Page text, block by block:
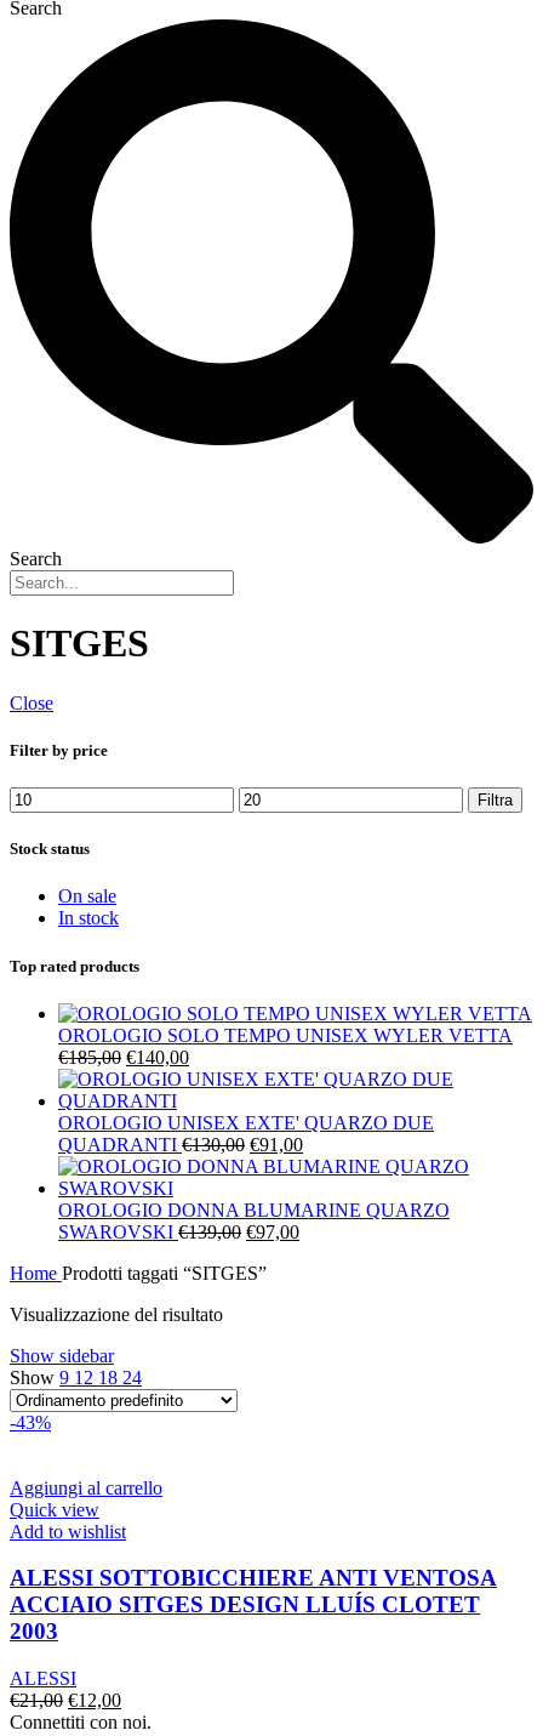
Search
Search
SITGES
Close
Filter by price
Prezzo
Min
Prezzo
Max
Filtra
Stock status
On sale
In stock
Top rated products
OROLOGIO SOLO TEMPO UNISEX WYLER VETTA
€185,00 Il
prezzo
originale
era:
€185,00.
€140,00Il
prezzo
è:
€140,00.
OROLOGIO UNISEX EXTE' QUARZO DUE
QUADRANTI €130,00 Il
prezzo
era:
€130,00.
€91,00Il
prezzo
è:
OROLOGIO DONNA BLUMARINE QUARZO
SWAROVSKI €139,00 Il
originale
€97,00Il
Home Prodotti taggati “SITGES”
Visualizzazione del risultato
Show sidebar
Show 9 12 18 24
-43%
Aggiungi al carrello
Quick view
Add to wishlist
ALESSI SOTTOBICCHIERE ANTI VENTOSA
ACCIAIO SITGES DESIGN LLUÍS CLOTET
2003
ALESSI
€21,00 Il
prezzo
€12,00Il
prezzo
Connettiti con noi.